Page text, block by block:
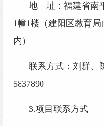
地 址：福建省南
1幢1楼（建阳区教育
内
联系方式：刘群、
3.项目联系方式